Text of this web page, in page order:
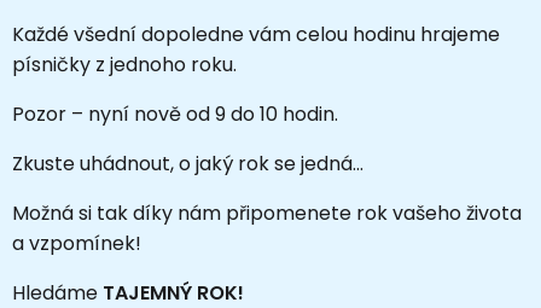
Každé všední dopoledne vám celou hodinu hrajeme
písničky z jednoho roku.
Pozor – nyní nově od 9 do 10 hodin.
Zkuste uhádnout, o jaký rok se jedná…
Možná si tak díky nám připomenete rok vašeho života
a vzpomínek!
Hledáme TAJEMNÝ ROK!